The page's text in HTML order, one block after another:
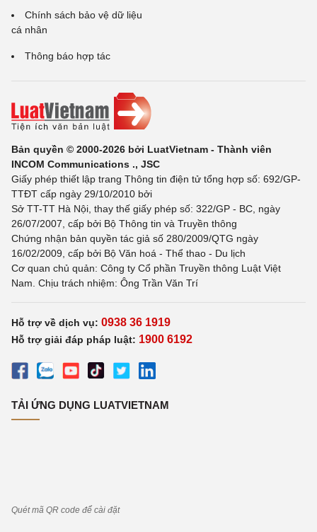
Chính sách bảo vệ dữ liệu
cá nhân
Thông báo hợp tác
Bản quyền © 2000-2026 bởi LuatVietnam - Thành viên
INCOM Communications ., JSC
Giấy phép thiết lập trang Thông tin điện tử tổng hợp số: 692/GP-
TTĐT cấp ngày 29/10/2010 bởi
Sở TT-TT Hà Nội, thay thế giấy phép số: 322/GP - BC, ngày
26/07/2007, cấp bởi Bộ Thông tin và Truyền thông
Chứng nhận bản quyền tác giả số 280/2009/QTG ngày
16/02/2009, cấp bởi Bộ Văn hoá - Thể thao - Du lịch
Cơ quan chủ quản: Công ty Cổ phần Truyền thông Luật Việt
Nam. Chịu trách nhiệm: Ông Trần Văn Trí
Hỗ trợ về dịch vụ: 0938 36 1919
Hỗ trợ giải đáp pháp luật: 1900 6192
TẢI ỨNG DỤNG LUATVIETNAM
Quét mã QR code để cài đặt